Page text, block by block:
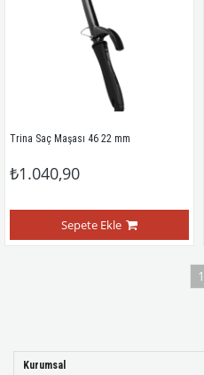
Trina Saç Maşası 46 22 mm
₺1.040,90
Sepete Ekle
1
Kurumsal